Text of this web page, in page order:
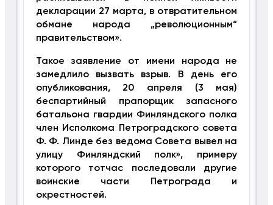
декларации 27 марта, в отвратительном
обмане народа „революционным“
правительством».
Такое заявление от имени народа не
замедлило вызвать взрыв. В день его
опубликования, 20 апреля (3 мая)
беспартийный прапорщик запасного
батальона гвардии Финляндского полка
член Исполкома Петроградского совета
Ф. Ф. Линде без ведома Совета вывел на
улицу Финляндский полк», примеру
которого тотчас последовали другие
воинские части Петрограда и
окрестностей.